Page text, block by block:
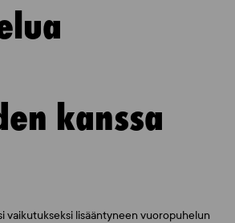
kanssa
vaikutukseksi lisääntyneen vuoropuhelun